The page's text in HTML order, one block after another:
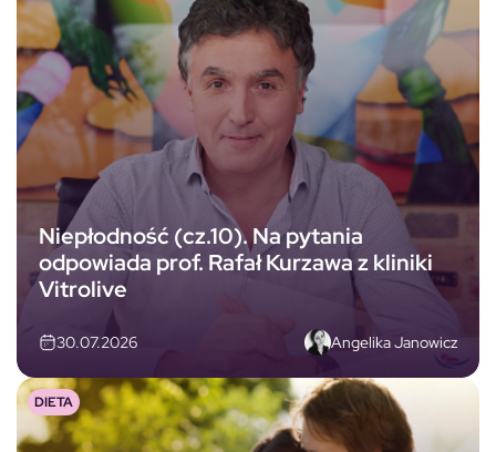
Niepłodność (cz.10). Na pytania
odpowiada prof. Rafał Kurzawa z kliniki
Vitrolive
30.07.2026 Angelika Janowicz
DIETA